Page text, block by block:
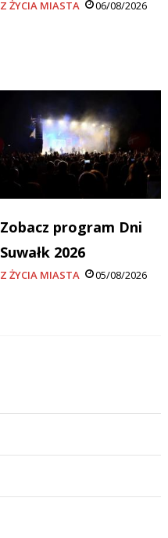
Z ŻYCIA MIASTA 06/08/2026
Zobacz program Dni
Suwałk 2026
Z ŻYCIA MIASTA 05/08/2026